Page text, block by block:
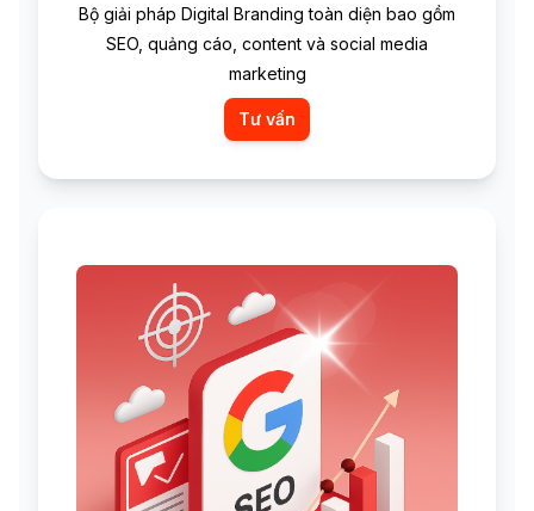
Bộ giải pháp Digital Branding toàn diện bao gồm
SEO, quảng cáo, content và social media
marketing
Tư vấn